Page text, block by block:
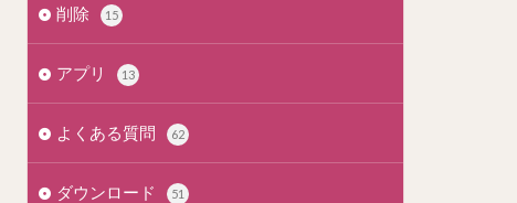
削除 15
アプリ 13
よくある質問 62
ダウンロード 51